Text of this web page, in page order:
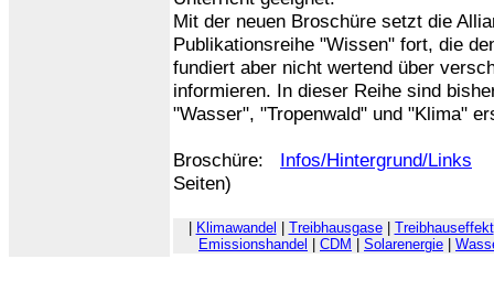
Mit der neuen Broschüre setzt die
Publikationsreihe "Wissen" fort, die
fundiert aber nicht wertend über
informieren. In dieser Reihe sind
"Wasser", "Tropenwald" und "Klima"
Broschüre: Infos/Hintergrund/Links
Seiten)
Klimawandel Treibhausgase| Treibhauseffekt
Emissionshandel
CDM Solarenergie